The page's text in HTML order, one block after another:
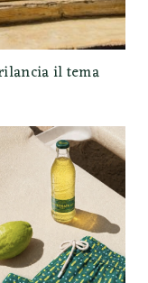
il tema